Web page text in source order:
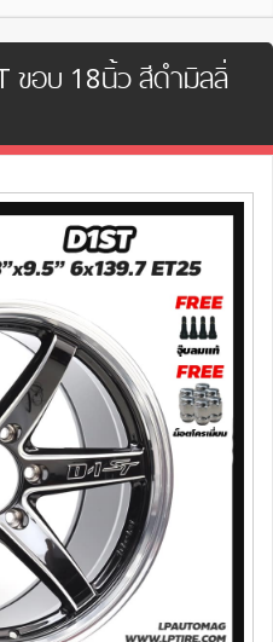
ขอบ 18นิ้ว สีดำมิลลิ่